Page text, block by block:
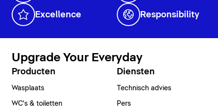
Excellence Responsibility
Upgrade Your Everyday
Producten
Wasplaats
WC's & toiletten
Diensten
Technisch advies
Pers